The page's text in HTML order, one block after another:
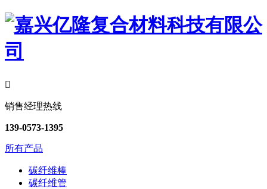

销售经理热线
139-0573-1395
所有产品
碳纤维棒
碳纤维管